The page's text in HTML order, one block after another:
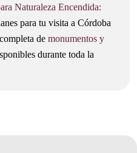
Naturaleza Encendida:
para tu visita a Córdoba
de monumentos y
durante toda la